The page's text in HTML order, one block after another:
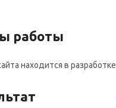
работы
находится в разработке